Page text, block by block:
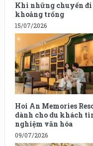
Khi những chuyến đi
khoảng trống
15/07/2026
Hoi An Memories
dành cho du khách
nghiệm văn hóa
09/07/2026